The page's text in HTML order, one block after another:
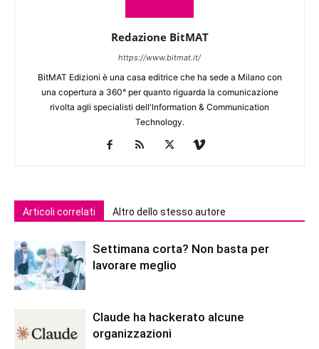
Redazione BitMAT
https://www.bitmat.it/
BitMAT Edizioni è una casa editrice che ha sede a Milano con
una copertura a 360° per quanto riguarda la comunicazione
rivolta agli specialisti dell'lnformation & Communication
Technology.
Articoli correlati Altro dello stesso autore
Settimana corta? Non basta per
lavorare meglio
Claude ha hackerato alcune
organizzazioni